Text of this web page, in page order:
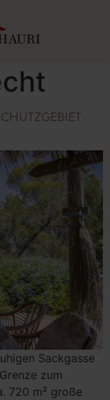
Sackgasse
zum
720 m² große